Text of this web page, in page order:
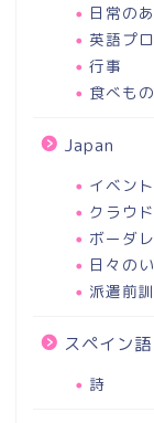
日常の
英語プ
行事
食べも
Japan
イベント
クラウ
ボーダ
日々の
派遣前
スペイン語
詩